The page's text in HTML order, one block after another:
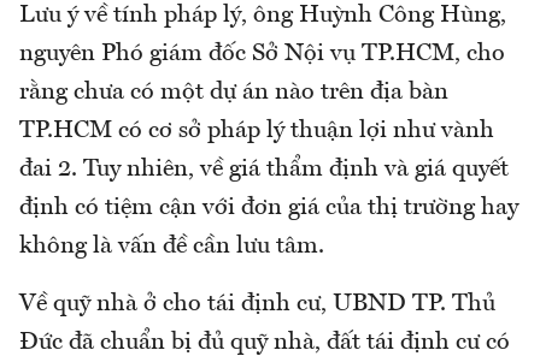
Lưu ý về tính pháp lý, ông Huỳnh Công Hùng,
nguyên Phó giám đốc Sở Nội vụ TP.HCM, cho
rằng chưa có một dự án nào trên địa bàn
TP.HCM có cơ sở pháp lý thuận lợi như vành
đai 2. Tuy nhiên, về giá thẩm định và giá quyết
định có tiệm cận với đơn giá của thị trường hay
không là vấn đề cần lưu tâm.
Về quỹ nhà ở cho tái định cư, UBND TP. Thủ
Đức đã chuẩn bị đủ quỹ nhà, đất tái định cư có